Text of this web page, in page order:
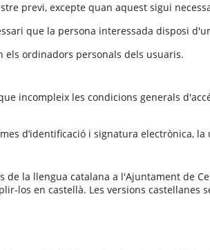
previ, excepte quan aquest sigui
que la persona interessada disposi
els ordinadors personals dels usuaris.
incompleix les condicions generals
d’identificació i signatura
de la llengua catalana a l'Ajuntament de
los en castellà. Les versions castellanes